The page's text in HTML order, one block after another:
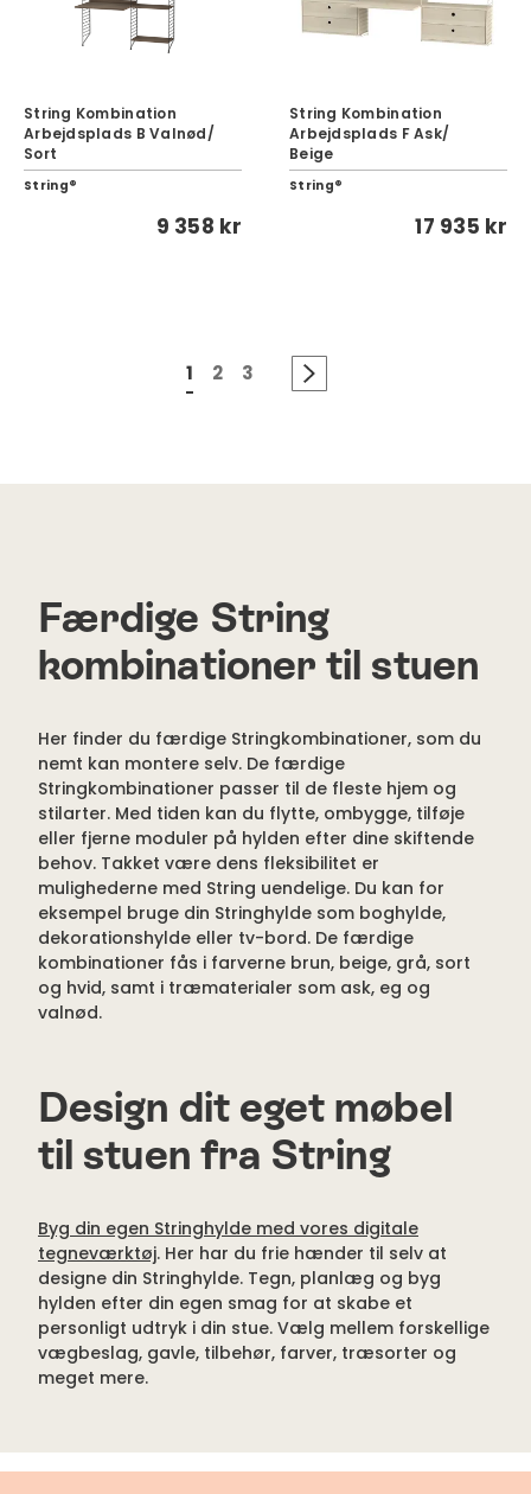
String Kombination
Arbejdsplads B Valnød/
Sort
String®
9 358 kr
String Kombination
Arbejdsplads F Ask/
Beige
String®
17 935 kr
1 2 3
Færdige String
kombinationer til stuen
Her finder du færdige Stringkombinationer, som du
nemt kan montere selv. De færdige
Stringkombinationer passer til de fleste hjem og
stilarter. Med tiden kan du flytte, ombygge, tilføje
eller fjerne moduler på hylden efter dine skiftende
behov. Takket være dens fleksibilitet er
mulighederne med String uendelige. Du kan for
eksempel bruge din Stringhylde som boghylde,
dekorationshylde eller tv-bord. De færdige
kombinationer fås i farverne brun, beige, grå, sort
og hvid, samt i træmaterialer som ask, eg og
valnød.
Design dit eget møbel
til stuen fra String
Byg din egen Stringhylde med vores digitale
tegneværktøj. Her har du frie hænder til selv at
designe din Stringhylde. Tegn, planlæg og byg
hylden efter din egen smag for at skabe et
personligt udtryk i din stue. Vælg mellem forskellige
vægbeslag, gavle, tilbehør, farver, træsorter og
meget mere.